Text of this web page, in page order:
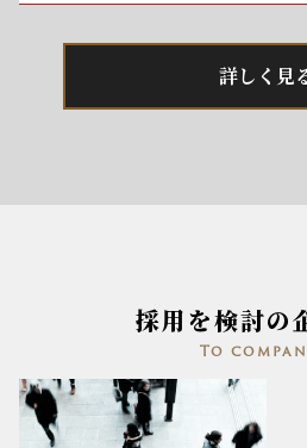
詳しく見
採用を検討の
To